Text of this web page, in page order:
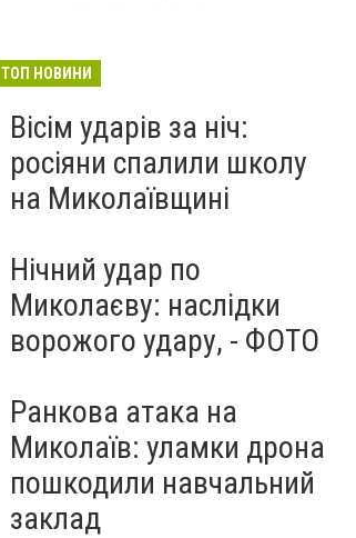
Смертельна пожежа в
добу: оперативне зведення
ДСНС, - ФОТО
11:40
ТОП НОВИНИ
Вісім ударів за ніч:
росіяни спалили школу
на Миколаївщині
Нічний удар по
Миколаєву: наслідки
ворожого удару, - ФОТО
Ранкова атака на
Миколаїв: уламки дрона
пошкодили навчальний
заклад